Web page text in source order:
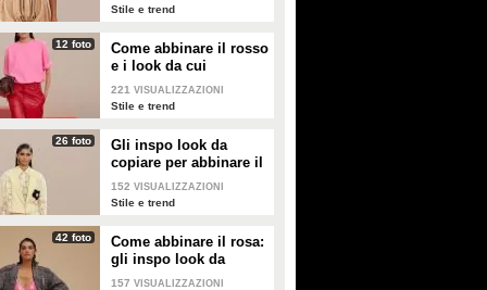
Stile e trend
12 foto
Come abbinare il rosso
e i look da cui
prendere ispirazione
221 VISUALIZZAZIONI
Stile e trend
26 foto
Gli inspo look da
copiare per abbinare il
giallo
152 VISUALIZZAZIONI
Stile e trend
42 foto
Come abbinare il rosa:
gli inspo look da
copiare
157 VISUALIZZAZIONI